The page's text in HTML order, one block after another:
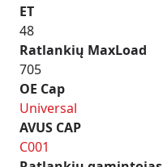
ET
48
Ratlankių MaxLoad
705
OE Cap
Universal
AVUS CAP
C001